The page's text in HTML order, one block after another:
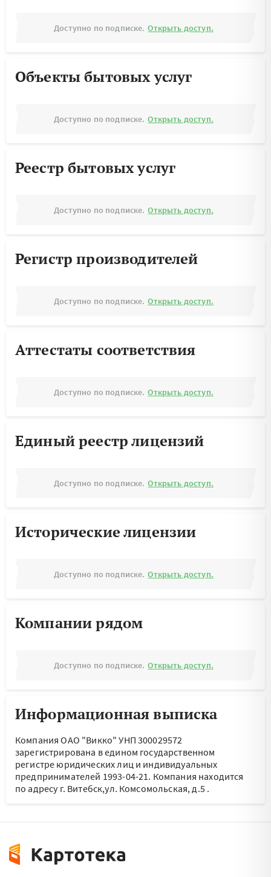
Доступно по подписке. Открыть доступ.
Объекты бытовых услуг
Доступно по подписке. Открыть доступ.
Реестр бытовых услуг
Доступно по подписке. Открыть доступ.
Регистр производителей
Доступно по подписке. Открыть доступ.
Аттестаты соответствия
Доступно по подписке. Открыть доступ.
Единый реестр лицензий
Доступно по подписке. Открыть доступ.
Исторические лицензии
Доступно по подписке. Открыть доступ.
Компании рядом
Доступно по подписке. Открыть доступ.
Информационная выписка
Компания ОАО "Викко" УНП 300029572
зарегистрирована в едином государственном
регистре юридических лиц и индивидуальных
предпринимателей 1993-04-21. Компания находится
по адресу г. Витебск,ул. Комсомольская, д.5.